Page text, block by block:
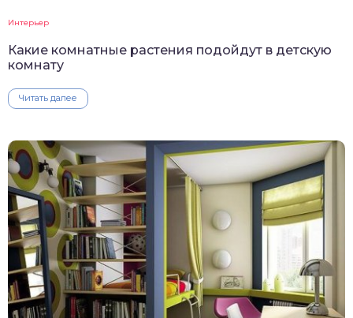
Интерьер
Какие комнатные растения подойдут в детскую
комнату
Читать далее